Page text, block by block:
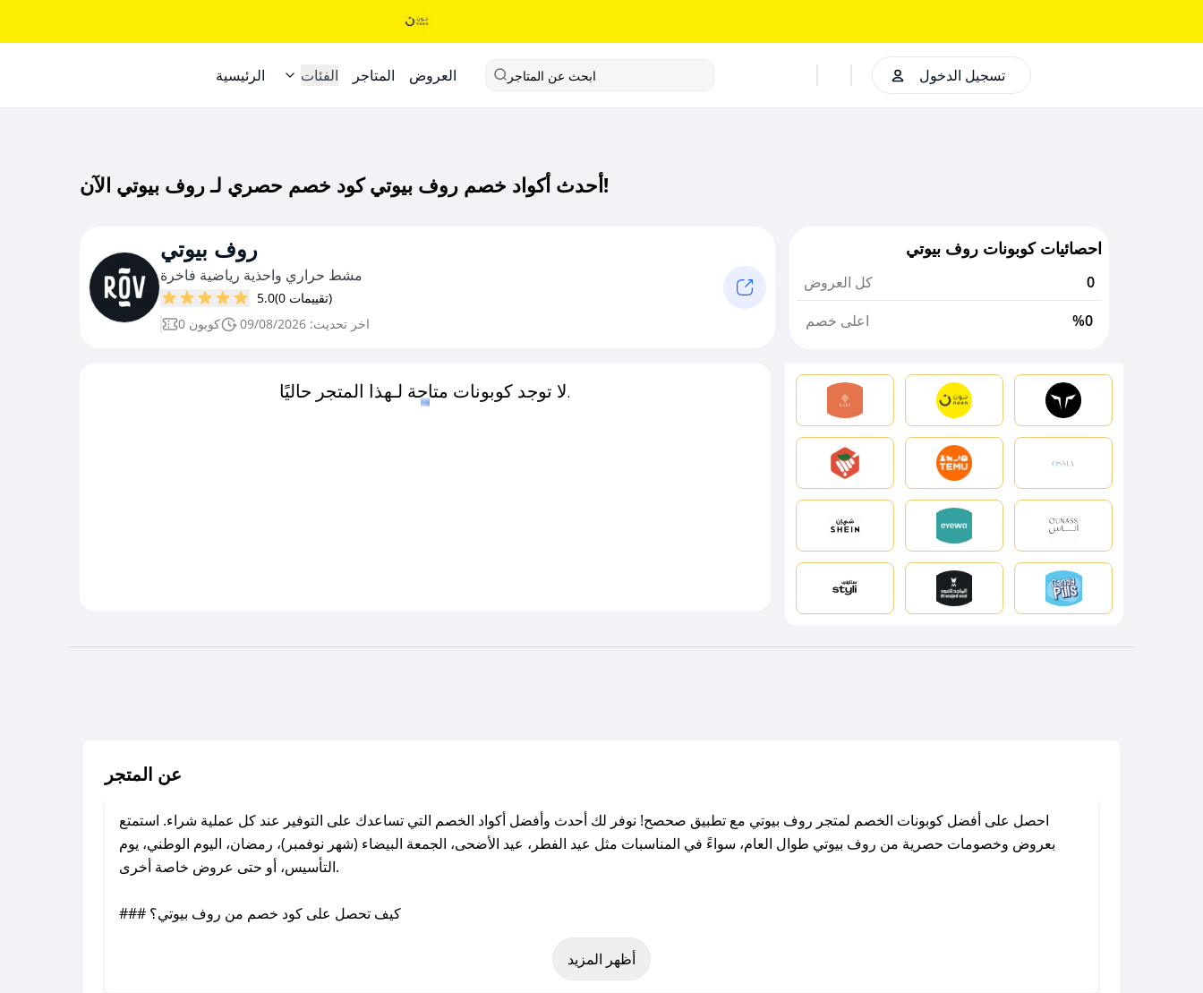
الرئيسية الفئات المتاجر العروض ابحث عن المتاجر تسجيل الدخول
أحدث أكواد خصم روف بيوتي كود خصم حصري لـ روف بيوتي الآن!
روف بيوتي
مشط حراري واحذية رياضية فاخرة
5.0
(0 تقييمات)
0 كوبون
اخر تحديث: 09/08/2026
احصائيات كوبونات روف بيوتي
كل العروض
0
اعلى خصم
%0
لا توجد كوبونات متاحة لـهذا المتجر حاليًا.
عن المتجر
احصل على أفضل كوبونات الخصم لمتجر روف بيوتي مع تطبيق صحصح! نوفر لك أحدث وأفضل أكواد الخصم التي تساعدك على التوفير عند كل عملية شراء. استمتع
بعروض وخصومات حصرية من روف بيوتي طوال العام، سواءً في المناسبات مثل عيد الفطر، عيد الأضحى، الجمعة البيضاء (شهر نوفمبر)، رمضان، اليوم الوطني، يوم
التأسيس، أو حتى عروض خاصة أخرى.
### كيف تحصل على كود خصم من روف بيوتي؟
باستخدام تطبيق صحصح، يمكنك العثور بسهولة على كود خصم روف بيوتي. وفي حال عدم توفر الكوبون، تواصل معنا عبر تويتر أو البريد الإلكتروني لإضافته بسرعة.
أظهر المزيد